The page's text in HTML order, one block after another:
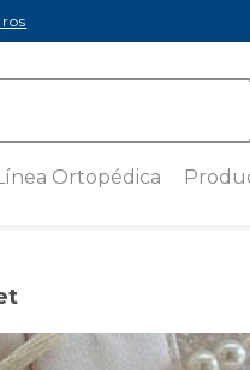
Ortopédica
Abierta con Refuerzo